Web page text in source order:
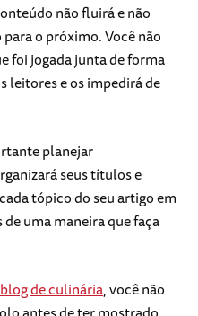
não fluirá e não
o próximo. Você não
foi jogada junta de forma
leitores e os impedirá de
planejar
seus títulos e
tópico do seu artigo em
uma maneira que faça
blog de culinária, você não